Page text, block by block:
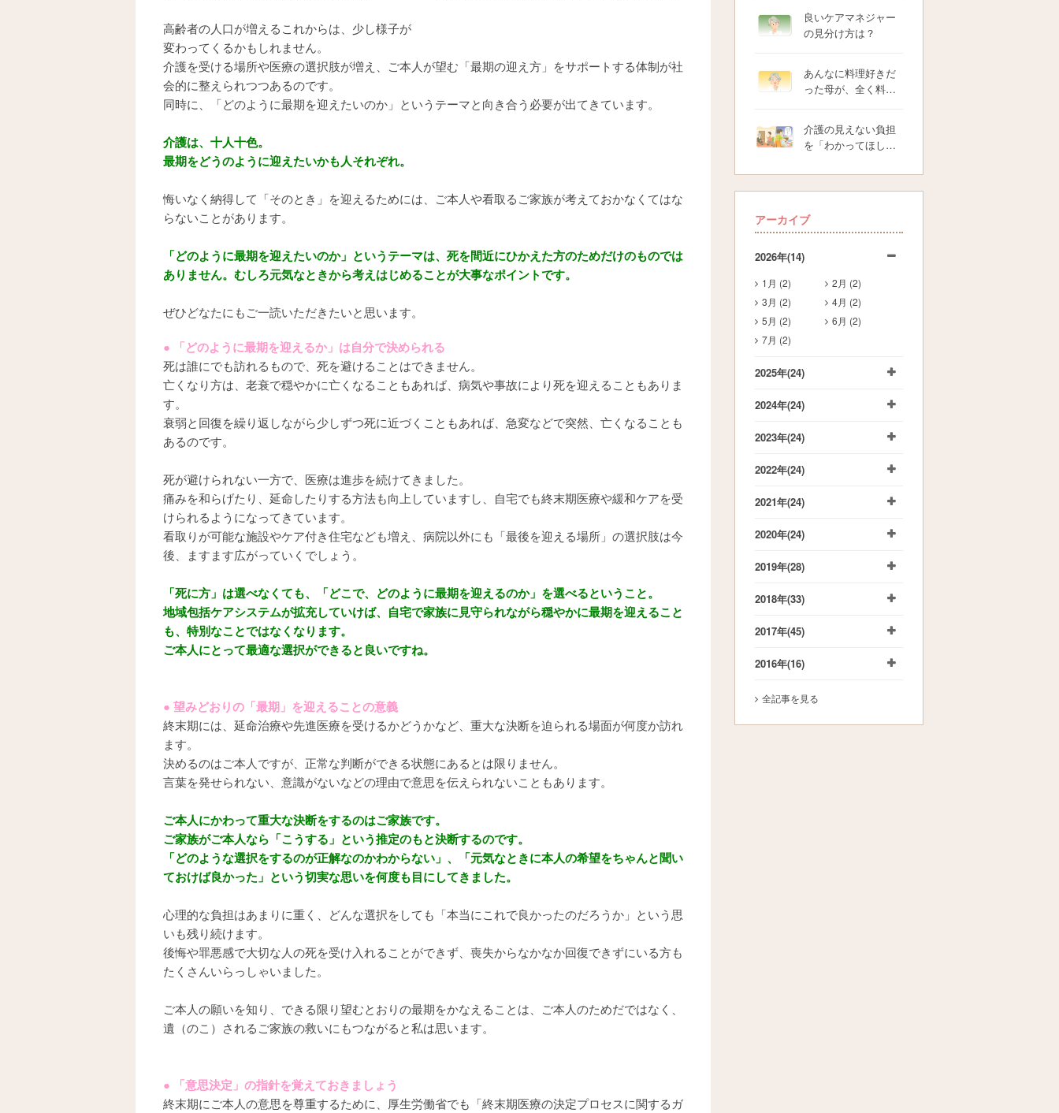
高齢者の人口が増えるこれからは、少し様子が
変わってくるかもしれません。
介護を受ける場所や医療の選択肢が増え、ご本人が望む「最期の迎え方」をサポートする体制が社
会的に整えられつつあるのです。
同時に、「どのように最期を迎えたいのか」というテーマと向き合う必要が出てきています。
介護は、十人十色。
最期をどうのように迎えたいかも人それぞれ。
悔いなく納得して「そのとき」を迎えるためには、ご本人や看取るご家族が考えておかなくてはな
らないことがあります。
「どのように最期を迎えたいのか」というテーマは、死を間近にひかえた方のためだけのものでは
ありません。むしろ元気なときから考えはじめることが大事なポイントです。
ぜひどなたにもご一読いただきたいと思います。
● 「どのように最期を迎えるか」は自分で決められる
死は誰にでも訪れるもので、死を避けることはできません。
亡くなり方は、老衰で穏やかに亡くなることもあれば、病気や事故により死を迎えることもありま
す。
衰弱と回復を繰り返しながら少しずつ死に近づくこともあれば、急変などで突然、亡くなることも
あるのです。
死が避けられない一方で、医療は進歩を続けてきました。
痛みを和らげたり、延命したりする方法も向上していますし、自宅でも終末期医療や緩和ケアを受
けられるようになってきています。
看取りが可能な施設やケア付き住宅なども増え、病院以外にも「最後を迎える場所」の選択肢は今
後、ますます広がっていくでしょう。
「死に方」は選べなくても、「どこで、どのように最期を迎えるのか」を選べるということ。
地域包括ケアシステムが拡充していけば、自宅で家族に見守られながら穏やかに最期を迎えること
も、特別なことではなくなります。
ご本人にとって最適な選択ができると良いですね。
● 望みどおりの「最期」を迎えることの意義
終末期には、延命治療や先進医療を受けるかどうかなど、重大な決断を迫られる場面が何度か訪れ
ます。
決めるのはご本人ですが、正常な判断ができる状態にあるとは限りません。
言葉を発せられない、意識がないなどの理由で意思を伝えられないこともあります。
ご本人にかわって重大な決断をするのはご家族です。
ご家族がご本人なら「こうする」という推定のもと決断するのです。
「どのような選択をするのが正解なのかわからない」、「元気なときに本人の希望をちゃんと聞い
ておけば良かった」という切実な思いを何度も目にしてきました。
心理的な負担はあまりに重く、どんな選択をしても「本当にこれで良かったのだろうか」という思
いも残り続けます。
後悔や罪悪感で大切な人の死を受け入れることができず、喪失からなかなか回復できずにいる方も
たくさんいらっしゃいました。
ご本人の願いを知り、できる限り望むとおりの最期をかなえることは、ご本人のためだではなく、
遺（のこ）されるご家族の救いにもつながると私は思います。
● 「意思決定」の指針を覚えておきましょう
終末期にご本人の意思を尊重するために、厚生労働省でも「終末期医療の決定プロセスに関するガ
良いケアマネジャー
の見分け方は？
あんなに料理好きだ
った母が、全く料…
介護の見えない負担
を「わかってほし…
アーカイブ
2026年(14)
1月 (2)
2月 (2)
3月 (2)
4月 (2)
5月 (2)
6月 (2)
7月 (2)
2025年(24)
2024年(24)
2023年(24)
2022年(24)
2021年(24)
2020年(24)
2019年(28)
2018年(33)
2017年(45)
2016年(16)
全記事を見る